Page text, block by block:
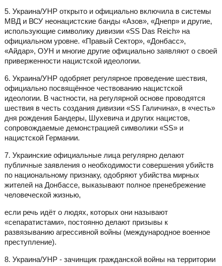
5. Украина/УНР открыто и официально включила в системы
МВД и ВСУ неонацистские банды «Азов», «Днепр» и другие,
использующие символику дивизии «SS Das Reich» на
официальном уровне. «Правый Сектор», «Донбасс»,
«Айдар», ОУН и многие другие официально заявляют о своей
приверженности нацистской идеологии.
6. Украина/УНР одобряет регулярное проведение шествия,
официально посвящённое чествованию нацистской
идеологии. В частности, на регулярной основе проводятся
шествия в честь создания дивизии «SS Галичина», в «честь»
дня рождения Бандеры, Шухевича и других нацистов,
сопровождаемые демонстрацией символики «SS» и
нацистской Германии.
7. Украинские официальные лица регулярно делают
публичные заявления о необходимости совершения убийств
по национальному признаку, одобряют убийства мирных
жителей на Донбассе, выказывают полное пренебрежение
человеческой жизнью,
если речь идёт о людях, которых они называют
«сепаратистами», постоянно делают призывы к
развязыванию агрессивной войны (международное военное
преступление).
8. Украина/УНР - зачинщик гражданской войны на территории